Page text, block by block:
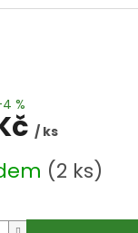
%
/ ks
(2 ks)